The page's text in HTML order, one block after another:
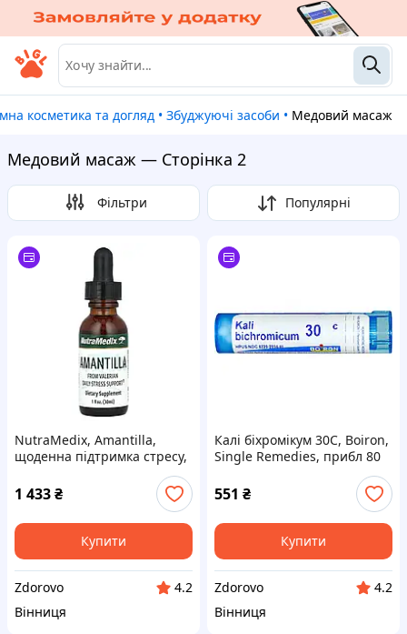
косметика та догляд • Збуджуючі засоби • Медовий масаж
Медовий масаж — Сторінка 2
Фільтри Популярні
NutraMedix, Amantilla,
щоденна підтримка стресу,
1 433₴
Купити
Zdorovo
4.2
Вінниця
Калі біхромікум 30C, Boiron,
Single Remedies, прибл 80
551 ₴
Купити
Zdorovo
4.2
Вінниця